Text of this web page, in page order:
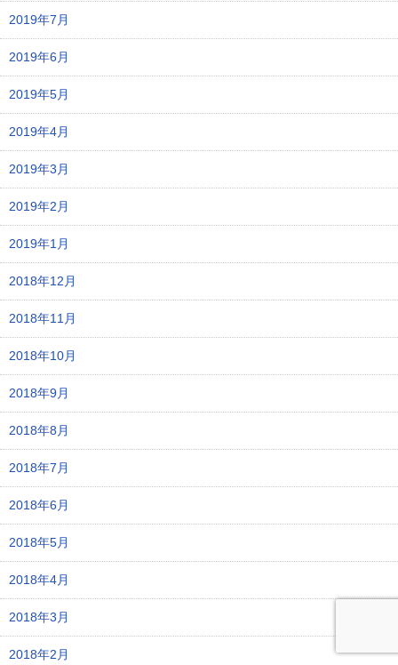
2019年7月
2019年6月
2019年5月
2019年4月
2019年3月
2019年2月
2019年1月
2018年12月
2018年11月
2018年10月
2018年9月
2018年8月
2018年7月
2018年6月
2018年5月
2018年4月
2018年3月
2018年2月